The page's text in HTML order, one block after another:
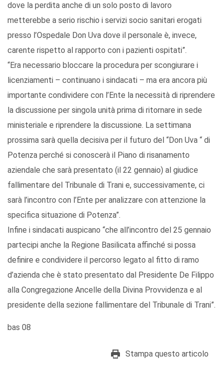
dove la perdita anche di un solo posto di lavoro
metterebbe a serio rischio i servizi socio sanitari erogati
presso l’Ospedale Don Uva dove il personale è, invece,
carente rispetto al rapporto con i pazienti ospitati”.
“Era necessario bloccare la procedura per scongiurare i
licenziamenti – continuano i sindacati – ma era ancora più
importante condividere con l’Ente la necessità di riprendere
la discussione per singola unità prima di ritornare in sede
ministeriale e riprendere la discussione. La settimana
prossima sarà quella decisiva per il futuro del “Don Uva “ di
Potenza perché si conoscerà il Piano di risanamento
aziendale che sarà presentato (il 22 gennaio) al giudice
fallimentare del Tribunale di Trani e, successivamente, ci
sarà l’incontro con l’Ente per analizzare con attenzione la
specifica situazione di Potenza”.
Infine i sindacati auspicano “che all’incontro del 25 gennaio
partecipi anche la Regione Basilicata affinché si possa
definire e condividere il percorso legato al fitto di ramo
d’azienda che è stato presentato dal Presidente De Filippo
alla Congregazione Ancelle della Divina Provvidenza e al
presidente della sezione fallimentare del Tribunale di Trani”.
bas 08
Stampa questo articolo